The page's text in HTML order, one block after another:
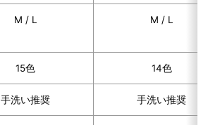
M / L M / L
15色 14色
手洗い推奨 手洗い推奨